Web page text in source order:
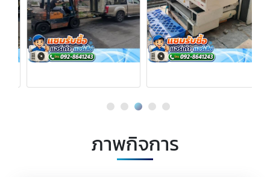
ภาพกิจการ